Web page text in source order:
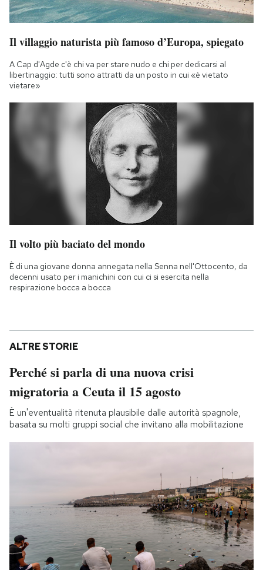
Il villaggio naturista più famoso d’Europa, spiegato
A Cap d'Agde c'è chi va per stare nudo e chi per dedicarsi al
libertinaggio: tutti sono attratti da un posto in cui «è vietato
vietare»
Il volto più baciato del mondo
È di una giovane donna annegata nella Senna nell'Ottocento, da
decenni usato per i manichini con cui ci si esercita nella
respirazione bocca a bocca
ALTRE STORIE
Perché si parla di una nuova crisi
migratoria a Ceuta il 15 agosto
È un'eventualità ritenuta plausibile dalle autorità spagnole,
basata su molti gruppi social che invitano alla mobilitazione